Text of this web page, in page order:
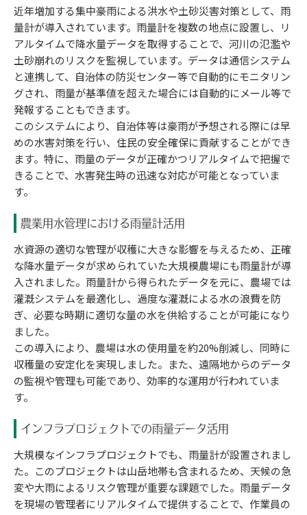
近年増加する集中豪雨による洪水や土砂災害対策として、雨
量計が導入されています。雨量計を複数の地点に設置し、リ
アルタイムで降水量データを取得することで、河川の氾濫や
土砂崩れのリスクを監視しています。データは通信システム
と連携して、自治体の防災センター等で自動的にモニタリン
グされ、雨量が基準値を超えた場合には自動的にメール等で
発報することもできます。
このシステムにより、自治体等は豪雨が予想される際には早
めの水害対策を行い、住民の安全確保に貢献することができ
ます。特に、雨量のデータが正確かつリアルタイムで把握で
きることで、水害発生時の迅速な対応が可能となっていま
す。
農業用水管理における雨量計活用
水資源の適切な管理が収穫に大きな影響を与えるため、正確
な降水量データが求められていた大規模農場にも雨量計が導
入されました。雨量計から得られたデータを元に、農場では
灌漑システムを最適化し、過度な灌漑による水の浪費を防
ぎ、必要な時期に適切な量の水を供給することが可能になり
ました。
この導入により、農場は水の使用量を約20%削減し、同時に
収穫量の安定化を実現しました。また、遠隔地からのデータ
の監視や管理も可能であり、効率的な運用が行われていま
す。
インフラプロジェクトでの雨量データ活用
大規模なインフラプロジェクトでも、雨量計が設置されまし
た。このプロジェクトは山岳地帯も含まれるため、天候の急
変や大雨によるリスク管理が重要な課題でした。雨量データ
を現場の管理者にリアルタイムで提供することで、作業員の